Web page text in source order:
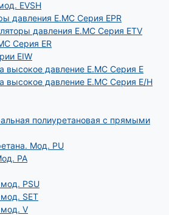
EVSH
давления E.MC Серия EPR
давления E.MC Серия ETV
Серия ER
EIW
высокое давление E.MC Серия E
высокое давление E.MC Серия E/H
полиуретановая с прямыми
Мод. РU
PA
PSU
SET
мод. V